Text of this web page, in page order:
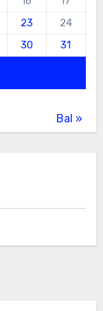
23
24
30 31
Bal »